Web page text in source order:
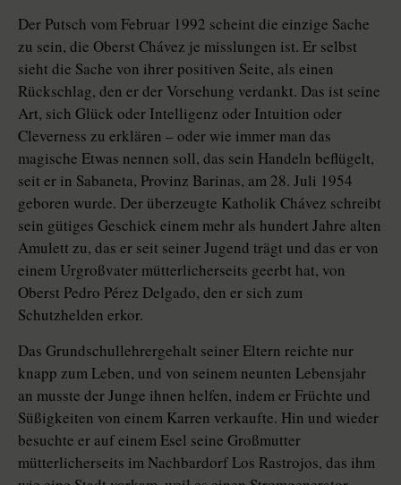
Der Putsch vom Februar 1992 scheint die einzige Sache
zu sein, die Oberst Chávez je misslungen ist. Er selbst
sieht die Sache von ihrer positiven Seite, als einen
Rückschlag, den er der Vorsehung verdankt. Das ist seine
Art, sich Glück oder Intelligenz oder Intuition oder
Cleverness zu erklären – oder wie immer man das
magische Etwas nennen soll, das sein Handeln beflügelt,
seit er in Sabaneta, Provinz Barinas, am 28. Juli 1954
geboren wurde. Der überzeugte Katholik Chávez schreibt
sein gütiges Geschick einem mehr als hundert Jahre alten
Amulett zu, das er seit seiner Jugend trägt und das er von
einem Urgroßvater mütterlicherseits geerbt hat, von
Oberst Pedro Pérez Delgado, den er sich zum
Schutzhelden erkor.
Das Grundschullehrergehalt seiner Eltern reichte nur
knapp zum Leben, und von seinem neunten Lebensjahr
an musste der Junge ihnen helfen, indem er Früchte und
Süßigkeiten von einem Karren verkaufte. Hin und wieder
besuchte er auf einem Esel seine Großmutter
mütterlicherseits im Nachbardorf Los Rastrojos, das ihm